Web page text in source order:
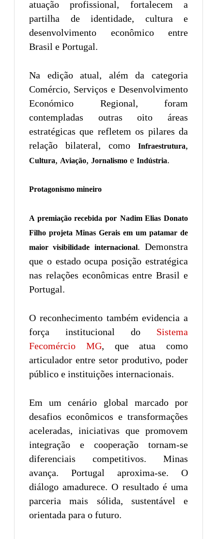
atuação profissional, fortalecem a
partilha de identidade, cultura e
desenvolvimento econômico entre
Brasil e Portugal.
Na edição atual, além da categoria
Comércio, Serviços e Desenvolvimento
Económico Regional, foram
contempladas outras oito áreas
estratégicas que refletem os pilares da
relação bilateral, como
Infraestrutura,
Cultura, Aviação, Jornalismo e Indústria.
Protagonismo mineiro
A premiação recebida por Nadim Elias Donato
Filho projeta Minas Gerais em um patamar de
maior visibilidade internacional. Demonstra
que o estado ocupa posição estratégica
nas relações econômicas entre Brasil e
Portugal.
O reconhecimento também evidencia a
força institucional do Sistema
Fecomércio MG, que atua como
articulador entre setor produtivo, poder
público e instituições internacionais.
Em um cenário global marcado por
desafios econômicos e transformações
aceleradas, iniciativas que promovem
integração e cooperação tornam-se
diferenciais competitivos. Minas
avança. Portugal aproxima-se. O
diálogo amadurece. O resultado é uma
parceria mais sólida, sustentável e
orientada para o futuro.